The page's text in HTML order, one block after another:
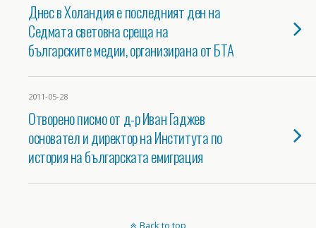
Днес в Холандия е последният ден на
Седмата световна среща на
българските медии, организирана от БТА
2011-05-28
Отворено писмо от д-р Иван Гаджев
основател и директор на Института по
история на българската емиграция
Back to top